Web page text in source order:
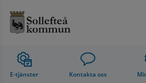
E-tjänster Kontakta oss